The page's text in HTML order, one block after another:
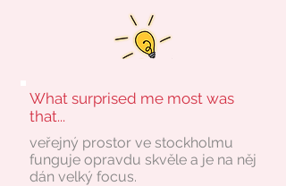
What surprised me most was
that...
veřejný prostor ve stockholmu
funguje opravdu skvěle a je na něj
dán velký focus.